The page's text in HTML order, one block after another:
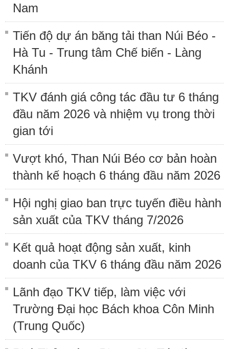
Nam
Tiến độ dự án băng tải than Núi Béo -
Hà Tu - Trung tâm Chế biến - Làng
Khánh
TKV đánh giá công tác đầu tư 6 tháng
đầu năm 2026 và nhiệm vụ trong thời
gian tới
Vượt khó, Than Núi Béo cơ bản hoàn
thành kế hoạch 6 tháng đầu năm 2026
Hội nghị giao ban trực tuyến điều hành
sản xuất của TKV tháng 7/2026
Kết quả hoạt động sản xuất, kinh
doanh của TKV 6 tháng đầu năm 2026
Lãnh đạo TKV tiếp, làm việc với
Trường Đại học Bách khoa Côn Minh
(Trung Quốc)